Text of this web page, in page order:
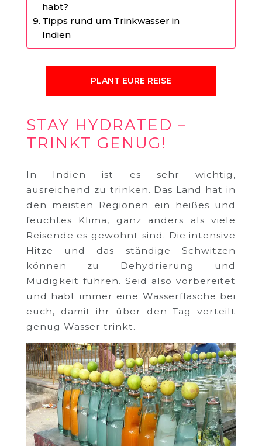
habt?
Tipps rund um Trinkwasser in
Indien
PLANT EURE REISE
STAY HYDRATED –
TRINKT GENUG!
In Indien ist es sehr wichtig,
ausreichend zu trinken. Das Land hat in
den meisten Regionen ein heißes und
feuchtes Klima, ganz anders als viele
Reisende es gewohnt sind. Die intensive
Hitze und das ständige Schwitzen
können zu Dehydrierung und
Müdigkeit führen. Seid also vorbereitet
und habt immer eine Wasserflasche bei
euch, damit ihr über den Tag verteilt
genug Wasser trinkt.